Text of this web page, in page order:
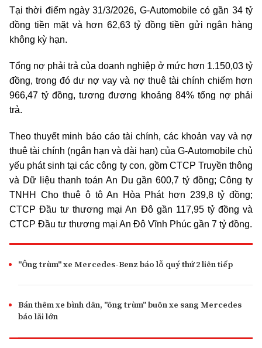
Tại thời điểm ngày 31/3/2026, G-Automobile có gần 34 tỷ
đồng tiền mặt và hơn 62,63 tỷ đồng tiền gửi ngân hàng
không kỳ hạn.
Tổng nợ phải trả của doanh nghiệp ở mức hơn 1.150,03 tỷ
đồng, trong đó dư nợ vay và nợ thuê tài chính chiếm hơn
966,47 tỷ đồng, tương đương khoảng 84% tổng nợ phải
trả.
Theo thuyết minh báo cáo tài chính, các khoản vay và nợ
thuê tài chính (ngắn hạn và dài hạn) của G-Automobile chủ
yếu phát sinh tại các công ty con, gồm CTCP Truyền thông
và Dữ liệu thanh toán An Du gần 600,7 tỷ đồng; Công ty
TNHH Cho thuê ô tô An Hòa Phát hơn 239,8 tỷ đồng;
CTCP Đầu tư thương mại An Đô gần 117,95 tỷ đồng và
CTCP Đầu tư thương mại An Đô Vĩnh Phúc gần 7 tỷ đồng.
"Ông trùm" xe Mercedes-Benz báo lỗ quý thứ 2 liên tiếp
Bán thêm xe bình dân, "ông trùm" buôn xe sang Mercedes
báo lãi lớn